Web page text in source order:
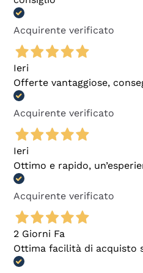
Acquirente verificato
Ieri
Offerte vantaggiose,
Acquirente verificato
Ieri
Ottimo e rapido,
Acquirente verificato
2 Giorni Fa
Ottima facilità di acquisto